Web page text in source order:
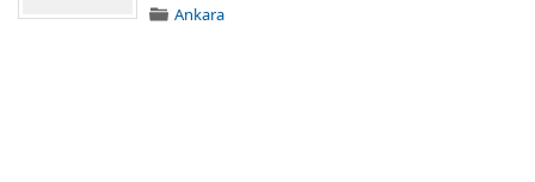
Ankara